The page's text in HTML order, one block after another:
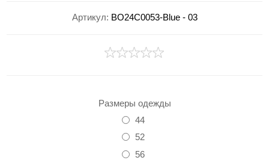
Артикул: BO24C0053-Blue - 03
Размеры одежды
44
52
56